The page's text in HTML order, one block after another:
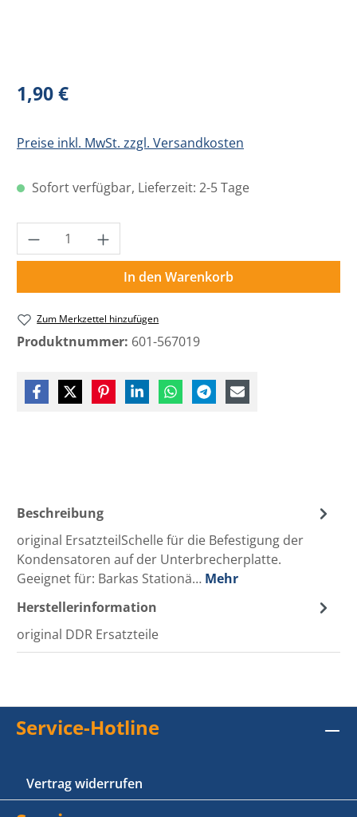
Regulärer Preis:
1,90 €
Preise inkl. MwSt. zzgl. Versandkosten
Sofort verfügbar, Lieferzeit: 2-5 Tage
Produkt Anzahl: Gib den gewünschten
In den Warenkorb
Zum Merkzettel hinzufügen
Produktnummer: 601-567019
Beschreibung
original ErsatzteilSchelle für die Befestigung der
Kondensatoren auf der Unterbrecherplatte.
Geeignet für: Barkas Stationä… Mehr
Herstellerinformation
original DDR Ersatzteile
Service-Hotline
Vertrag widerrufen